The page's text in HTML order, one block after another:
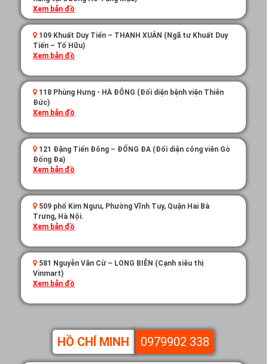
Xem bản đồ
109 Khuất Duy Tiến – THANH XUÂN (Ngã tư Khuất Duy
Tiến – Tố Hữu)
Xem bản đồ
118 Phùng Hưng - HÀ ĐÔNG (Đối diện bệnh viện Thiên
Đức)
Xem bản đồ
121 Đặng Tiến Đông – ĐỐNG ĐA (Đối diện công viên Gò
Đống Đa)
Xem bản đồ
509 phố Kim Ngưu, Phường Vĩnh Tuy, Quận Hai Bà
Trưng, Hà Nội.
Xem bản đồ
581 Nguyễn Văn Cừ – LONG BIÊN (Cạnh siêu thị
Vinmart)
Xem bản đồ
HỒ CHÍ MINH 0979902 338